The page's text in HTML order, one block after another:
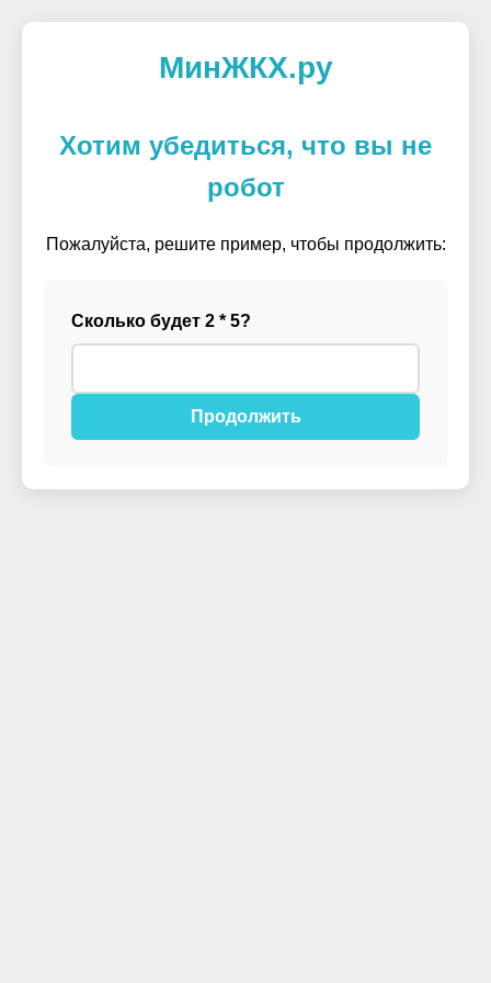
МинЖКХ.ру
Хотим убедиться, что вы не
робот
Пожалуйста, решите пример, чтобы продолжить:
Сколько будет 2 * 5?
Продолжить